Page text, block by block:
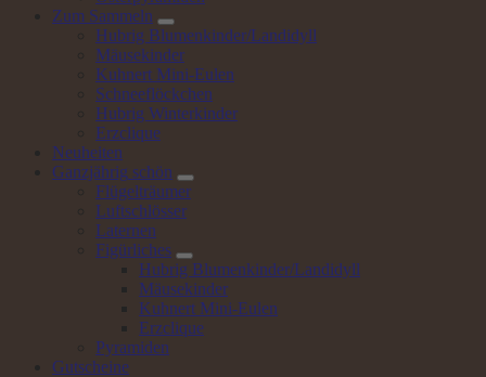
Zum Sammeln
Hubrig Blumenkinder/Landidyll
Mäusekinder
Kuhnert Mini-Eulen
Schneeflöckchen
Hubrig Winterkinder
Erzclique
Neuheiten
Ganzjährig schön
Flügelträumer
Luftschlösser
Laternen
Figürliches
Hubrig Blumenkinder/Landidyll
Mäusekinder
Kuhnert Mini-Eulen
Erzclique
Pyramiden
Gutscheine